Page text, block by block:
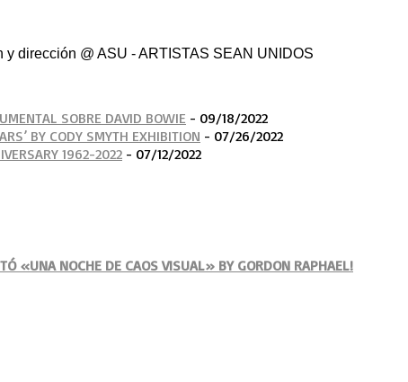
y dirección @ ASU - ARTISTAS SEAN UNIDOS
SOBRE DAVID BOWIE - 09/18/2022
BY CODY SMYTH EXHIBITION - 07/26/2022
1962-2022 - 07/12/2022
«UNA NOCHE DE CAOS VISUAL» BY GORDON RAPHAEL!